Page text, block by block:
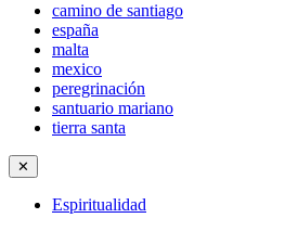
camino de santiago
españa
malta
mexico
peregrinación
santuario mariano
tierra santa
✕
Espiritualidad